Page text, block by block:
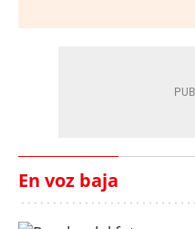
En voz baja